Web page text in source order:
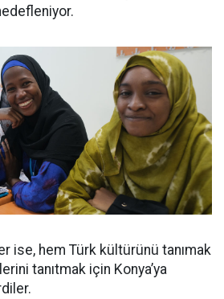
ise, hem Türk kültürünü tanımak
tanıtmak için Konya’ya